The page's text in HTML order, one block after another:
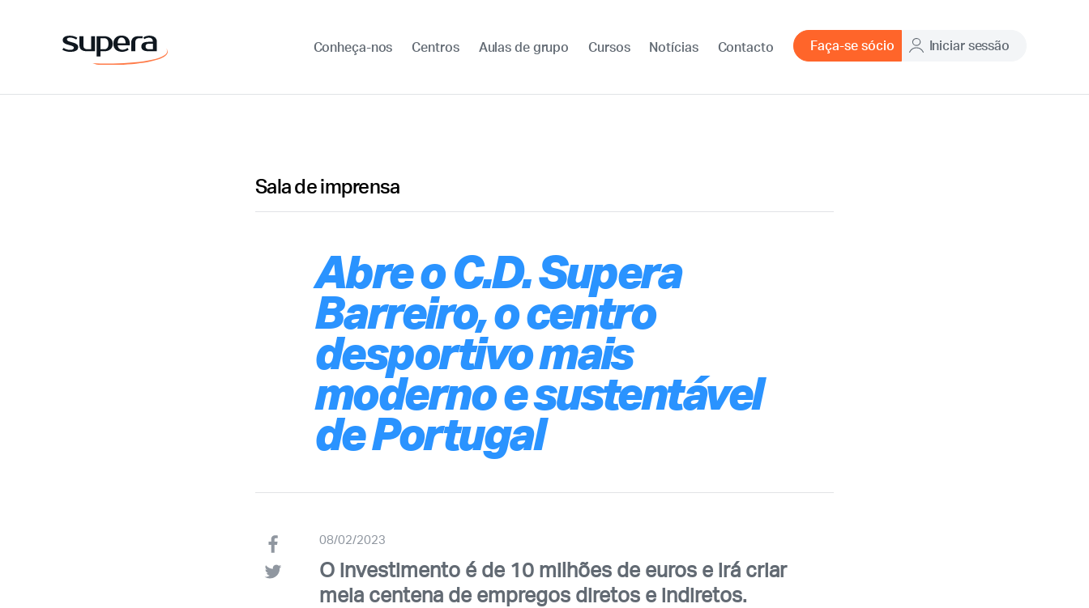
Conheça-nos Centros Aulas de grupo Cursos Notícias Contacto Faça-se sócio Iniciar sessão
Sala de imprensa
Abre o C.D. Supera
Barreiro, o centro
desportivo mais
moderno e sustentável
de Portugal
08/02/2023
O investimento é de 10 milhões de euros e irá criar
meia centena de empregos diretos e indiretos.